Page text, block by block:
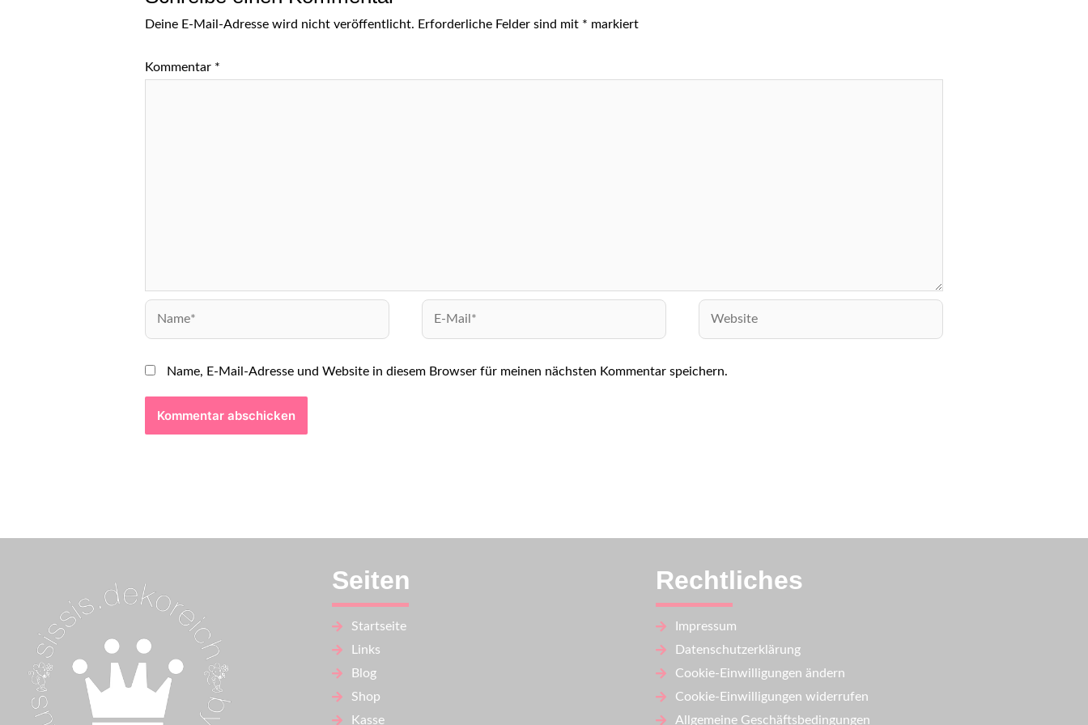
Deine E-Mail-Adresse wird nicht veröffentlicht. Erforderliche Felder sind mit * markiert
Kommentar *
Name, E-Mail-Adresse und Website in diesem Browser für meinen nächsten Kommentar speichern.
Seiten
Startseite
Links
Blog
Shop
Kasse
Rechtliches
Impressum
Datenschutzerklärung
Cookie-Einwilligungen ändern
Cookie-Einwilligungen widerrufen
Allgemeine Geschäftsbedingungen